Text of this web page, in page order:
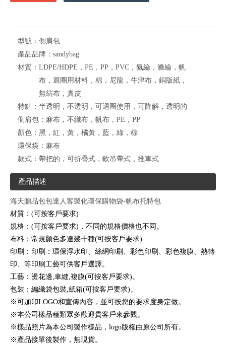
型號： 側肩包
產品品牌： sandybag
材質： LDPE/HDPE，PE，PP，PVC，氨綸，滌綸，帆
布，迴圈用材料，棉，尼龍，牛津布，銅版紙，
無紡布，真皮
特點： 半透明，不透明，可迴圈使用，可降解，透明的
側肩包： 麻布，不織布，帆布，PE，PP
顏色： 黑，紅，黃，橘黃，藍，綠，棕
環保袋： 麻布
款式： 帶把的，可折疊式，軟吊帶式，推車式
產品描述
海天贈品包包達人客製化環保購物袋-帆布托特包
材質：(可按客戶要求)
規格：(可按客戶要求)，不同的規格價格也不同。
布料：常規顏色多達幾十種(可按客戶要求)
印刷：印刷：環保浮水印、絲網印刷、彩色印刷、彩色複膜、熱轉
印、等印刷工藝可供客戶選譯。
工藝：燙花邊,車縫,複膜(可按客戶要求)。
包裝：編織袋包裝,紙箱(可按客戶要求)。
※可加印LOGO和宣傳內容，並可按您的要求度身定做。
※本公司樣品種類眾多歡迎貴客戶來參觀。
※樣品照片為本公司製作樣品，logo版權由原公司所有。
※產品接單後製作，無現貨。